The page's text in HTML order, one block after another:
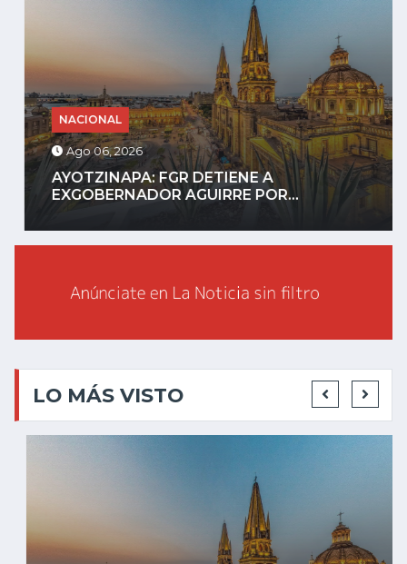
NACIONAL
Ago 06, 2026
AYOTZINAPA: FGR DETIENE A
EXGOBERNADOR AGUIRRE POR...
LO MÁS VISTO